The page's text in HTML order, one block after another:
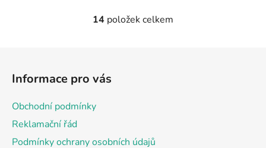
O
r
14 položek celkem
Informace pro vás
Obchodní podmínky
Reklamační řád
Podmínky ochrany osobních údajů